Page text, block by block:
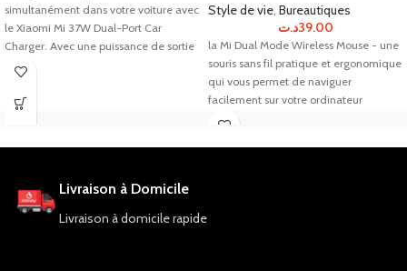
simultanément dans votre voiture avec
le Xiaomi Mi 37W Dual-Port Car
Charger. Avec une puissance de sortie
de 37W et des ports USB-A et USB-C,
téléphone, tablette ou autre appareil
Style de vie, Bureautiques
39.00د.ت
la Mi Dual Mode Wireless Mouse - une
souris sans fil pratique et ergonomique
qui vous permet de naviguer
facilement sur votre ordinateur
portable ou de bureau.
Livraison à Domicile
Livraison à domicile rapide